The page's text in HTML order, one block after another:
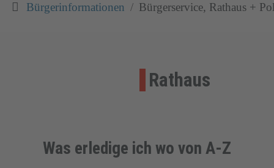
Bürgerinformationen Bürgerservice, Rathaus +
Rathaus
Was erledige ich wo von A-Z